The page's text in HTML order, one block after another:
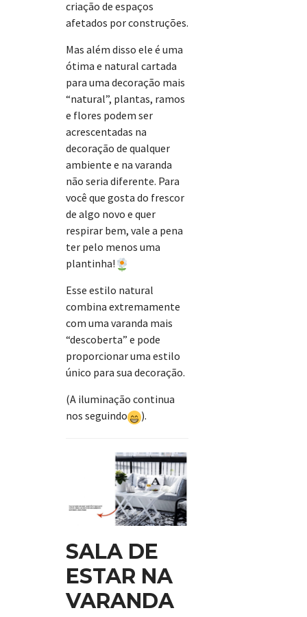
criação de espaços
afetados por construções.
Mas além disso ele é uma
ótima e natural cartada
para uma decoração mais
“natural”, plantas, ramos
e flores podem ser
acrescentadas na
decoração de qualquer
ambiente e na varanda
não seria diferente. Para
você que gosta do frescor
de algo novo e quer
respirar bem, vale a pena
ter pelo menos uma
plantinha!
Esse estilo natural
combina extremamente
com uma varanda mais
“descoberta” e pode
proporcionar uma estilo
único para sua decoração.
(A iluminação continua
nos seguindo
).
SALA DE
ESTAR NA
VARANDA